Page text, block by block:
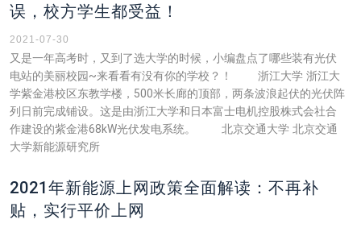
误，校方学生都受益！
2021-07-30
又是一年高考时，又到了选大学的时候，小编盘点了哪些装有光伏
电站的美丽校园~来看看有没有你的学校？！ 浙江大学 浙江大
学紫金港校区东教学楼，500米长廊的顶部，两条波浪起伏的光伏阵
列日前完成铺设。这是由浙江大学和日本富士电机控股株式会社合
作建设的紫金港68kW光伏发电系统。 北京交通大学 北京交通
大学新能源研究所
2021年新能源上网政策全面解读：不再补
贴，实行平价上网